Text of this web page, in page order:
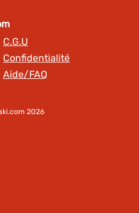
C.G.U
Confidentialité
Aide/FAQ
2026